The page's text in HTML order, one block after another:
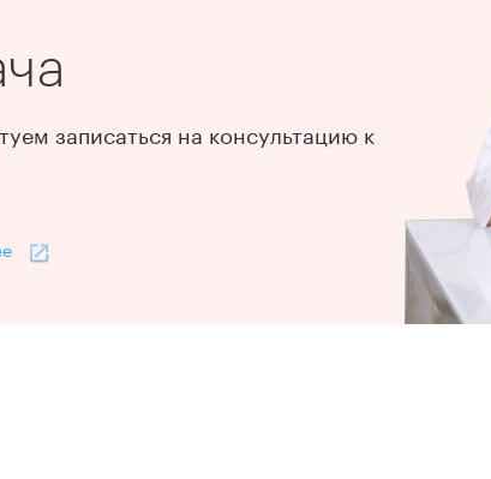
записаться на консультацию к